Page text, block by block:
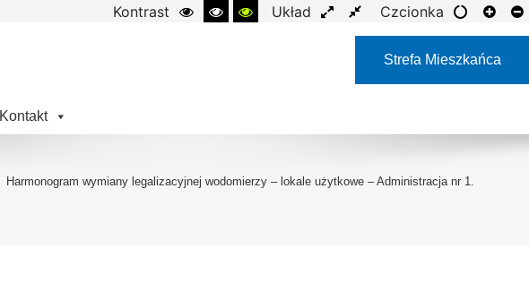
Kontrast Układ Czcionka
Strefa Mieszkańca
Kontakt
Harmonogram wymiany legalizacyjnej wodomierzy – lokale użytkowe – Administracja nr 1.